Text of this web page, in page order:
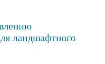
ландшафтного